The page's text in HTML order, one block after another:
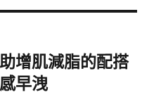
增肌減脂的配搭
早洩